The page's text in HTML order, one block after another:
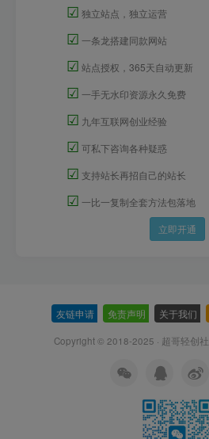
☑ 独立站点，独立运营
☑ 一条龙搭建同款网站
☑ 站点授权，365天自动更新
☑ 一手无水印资源永久免费
☑ 九年互联网创业经验
☑ 可私下咨询各种疑惑
☑ 支持站长再招自己的站长
☑ 一比一复制全套方法包落地
立即开通
友链申请 免责声明 关于我们
Copyright © 2018-2025 · 超哥轻创社